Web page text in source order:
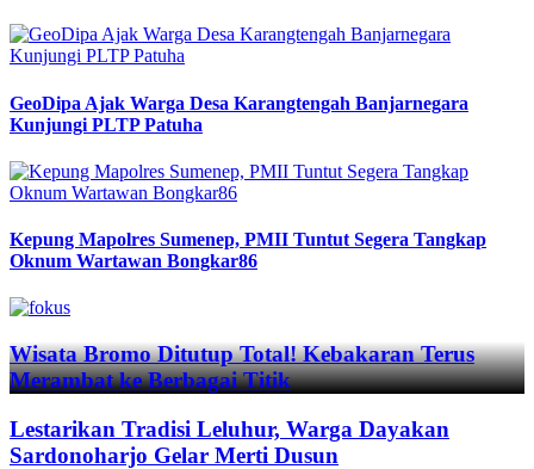
GeoDipa Ajak Warga Desa Karangtengah Banjarnegara
Kunjungi PLTP Patuha
Kepung Mapolres Sumenep, PMII Tuntut Segera Tangkap
Oknum Wartawan Bongkar86
Previous
Next
Wisata Bromo Ditutup Total! Kebakaran Terus
Merambat ke Berbagai Titik
Lestarikan Tradisi Leluhur, Warga Dayakan
Sardonoharjo Gelar Merti Dusun